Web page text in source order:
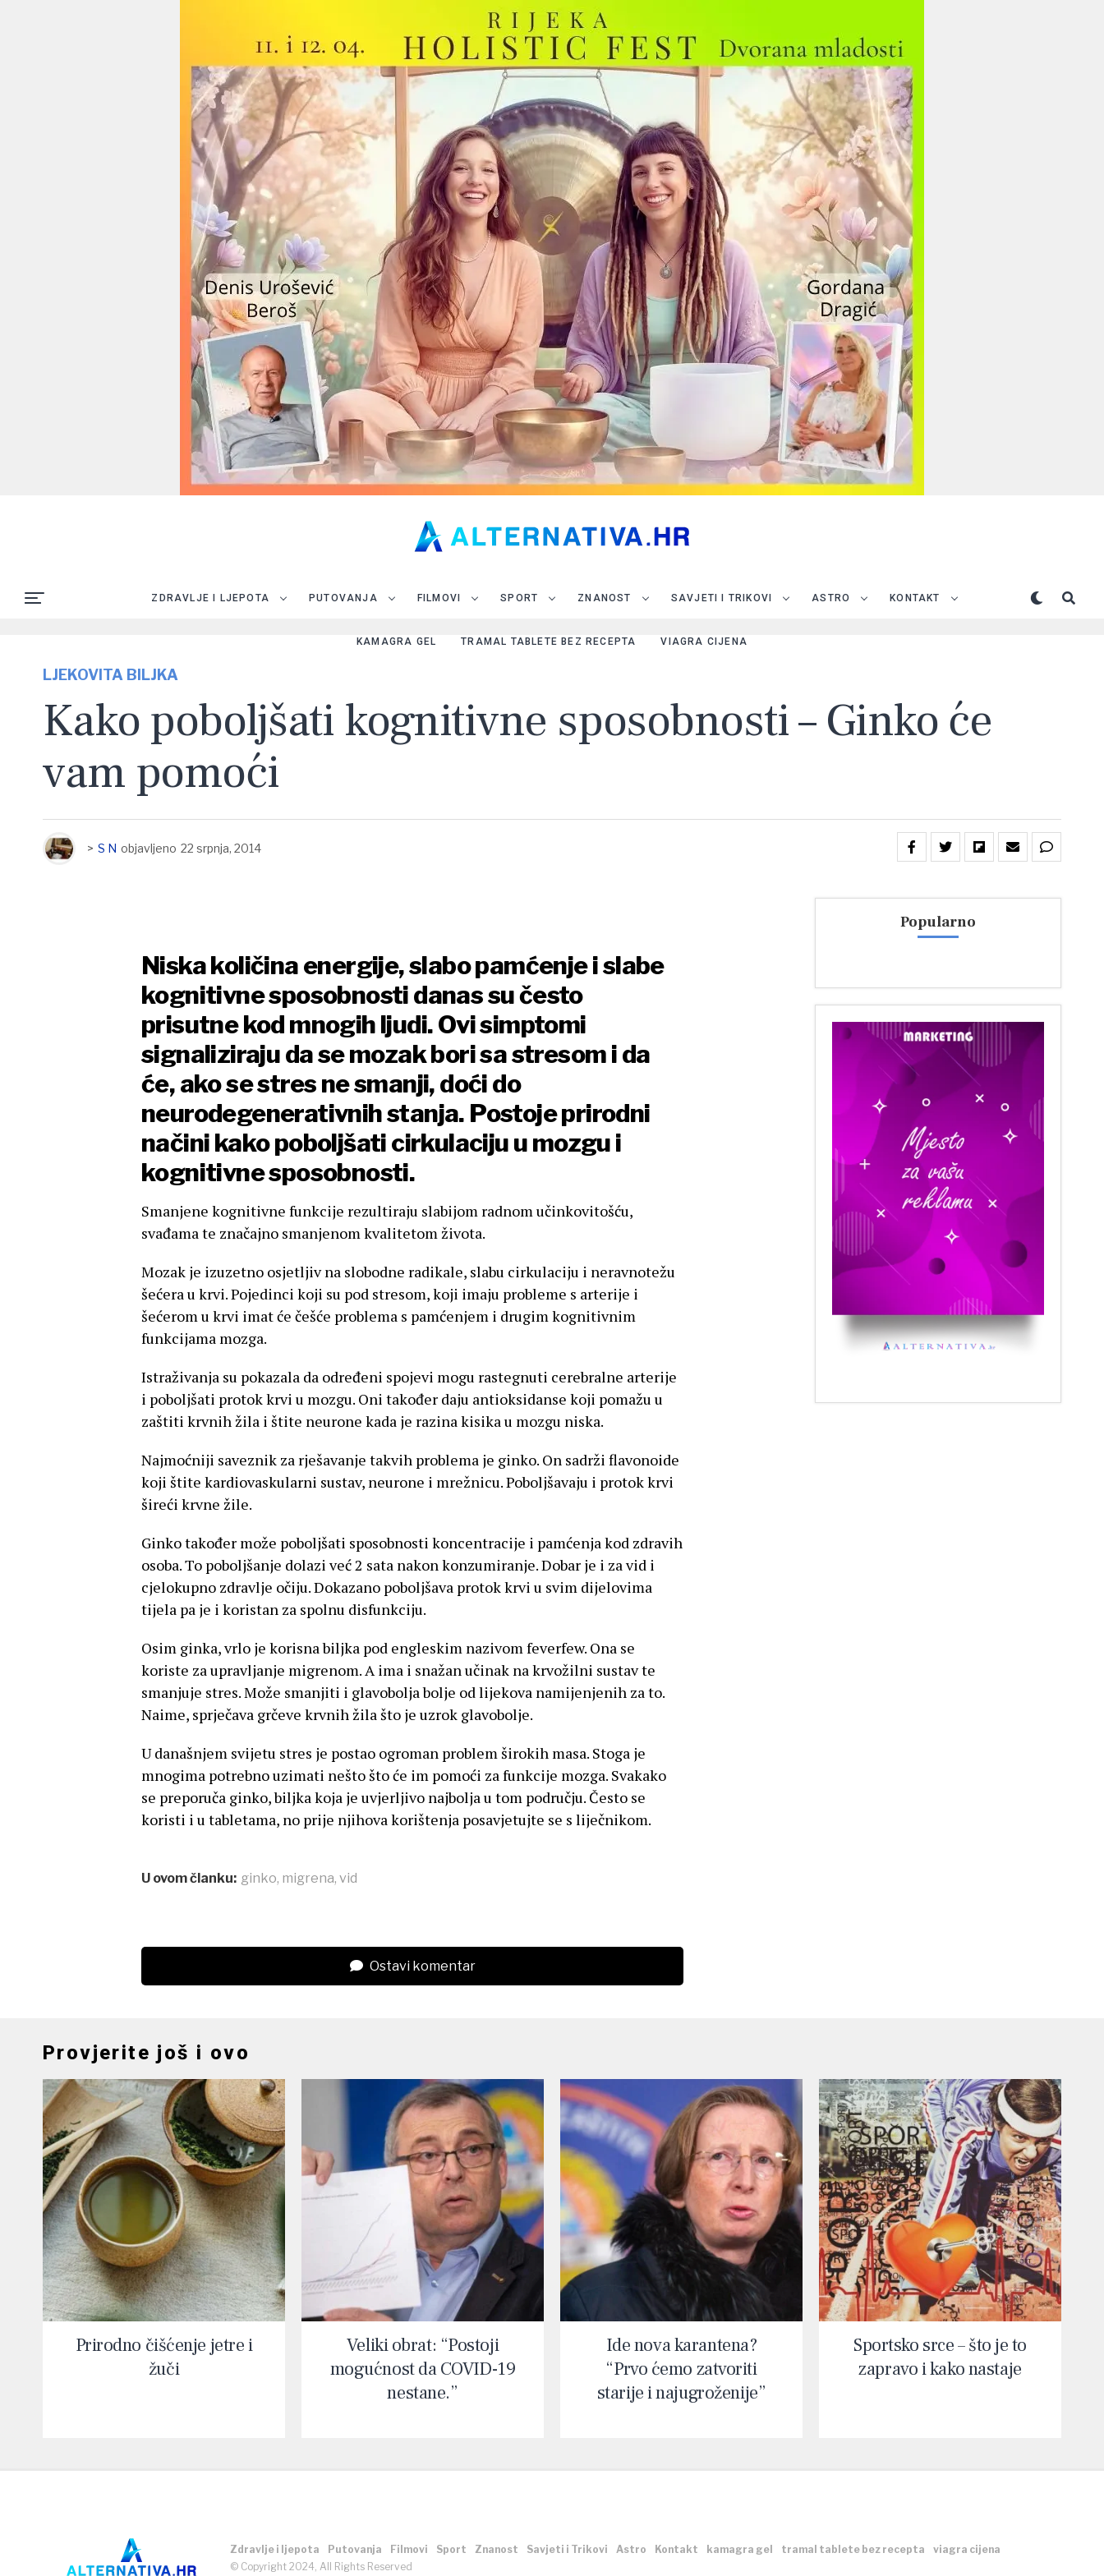
ZDRAVLJE I LJEPOTA PUTOVANJA FILMOVI SPORT ZNANOST SAVJETI I TRIKOVI ASTRO KONTAKT
KAMAGRA GEL TRAMAL TABLETE BEZ RECEPTA VIAGRA CIJENA
LJEKOVITA BILJKA
Kako poboljšati kognitivne sposobnosti – Ginko će
vam pomoći
> S N objavljeno 22 srpnja, 2014
Niska količina energije, slabo pamćenje i slabe
kognitivne sposobnosti danas su često
prisutne kod mnogih ljudi. Ovi simptomi
signaliziraju da se mozak bori sa stresom i da
će, ako se stres ne smanji, doći do
neurodegenerativnih stanja. Postoje prirodni
načini kako poboljšati cirkulaciju u mozgu i
kognitivne sposobnosti.
Smanjene kognitivne funkcije rezultiraju slabijom radnom učinkovitošću,
svađama te značajno smanjenom kvalitetom života.
Mozak je izuzetno osjetljiv na slobodne radikale, slabu cirkulaciju i neravnotežu
šećera u krvi. Pojedinci koji su pod stresom, koji imaju probleme s arterije i
šećerom u krvi imat će češće problema s pamćenjem i drugim kognitivnim
funkcijama mozga.
Istraživanja su pokazala da određeni spojevi mogu rastegnuti cerebralne arterije
i poboljšati protok krvi u mozgu. Oni također daju antioksidanse koji pomažu u
zaštiti krvnih žila i štite neurone kada je razina kisika u mozgu niska.
Najmoćniji saveznik za rješavanje takvih problema je ginko. On sadrži flavonoide
koji štite kardiovaskularni sustav, neurone i mrežnicu. Poboljšavaju i protok krvi
šireći krvne žile.
Ginko također može poboljšati sposobnosti koncentracije i pamćenja kod zdravih
osoba. To poboljšanje dolazi već 2 sata nakon konzumiranje. Dobar je i za vid i
cjelokupno zdravlje očiju. Dokazano poboljšava protok krvi u svim dijelovima
tijela pa je i koristan za spolnu disfunkciju.
Osim ginka, vrlo je korisna biljka pod engleskim nazivom feverfew. Ona se
koriste za upravljanje migrenom. A ima i snažan učinak na krvožilni sustav te
smanjuje stres. Može smanjiti i glavobolja bolje od lijekova namijenjenih za to.
Naime, sprječava grčeve krvnih žila što je uzrok glavobolje.
U današnjem svijetu stres je postao ogroman problem širokih masa. Stoga je
mnogima potrebno uzimati nešto što će im pomoći za funkcije mozga. Svakako
se preporuča ginko, biljka koja je uvjerljivo najbolja u tom području. Često se
koristi i u tabletama, no prije njihova korištenja posavjetujte se s liječnikom.
U ovom članku: ginko, migrena, vid
Ostavi komentar
Popularno
Provjerite još i ovo
Prirodno čišćenje jetre i
žuči
Veliki obrat: “Postoji
mogućnost da COVID-19
nestane.”
Ide nova karantena?
“Prvo ćemo zatvoriti
starije i najugroženije”
Sportsko srce – što je to
zapravo i kako nastaje
Zdravlje i ljepota Putovanja Filmovi Sport Znanost Savjeti i Trikovi Astro Kontakt kamagra gel tramal tablete bez recepta
viagra cijena
© Copyright 2024, All Rights Reserved